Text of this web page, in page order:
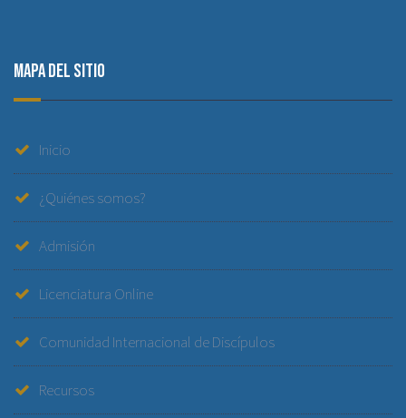
Mapa del sitio
Inicio
¿Quiénes somos?
Admisión
Licenciatura Online
Comunidad Internacional de Discípulos
Recursos